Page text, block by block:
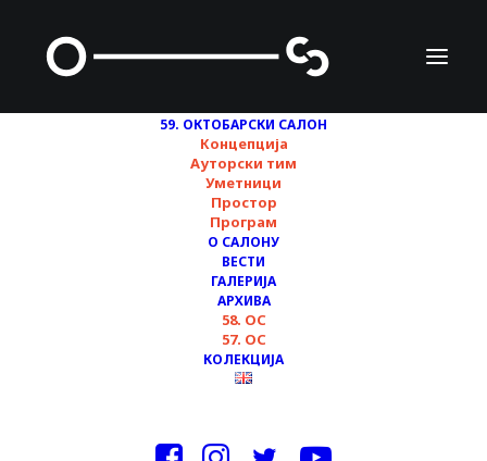
59. ОКТОБАРСКИ САЛОН
Концепција
Ауторски тим
Уметници
Простор
Програм
О САЛОНУ
ВЕСТИ
ГАЛЕРИЈА
АРХИВА
58. ОС
57. ОС
КОЛЕКЦИЈА
59. Октобарски салон
- Београдски
бијенале 2022:
ПЕРФОРМАНС "Xoće
li i dalje ostati y
dalekoj budućnosti"